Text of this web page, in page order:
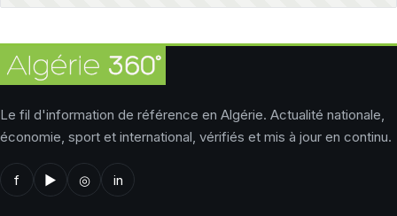
Le fil d'information de référence en Algérie. Actualité nationale,
économie, sport et international, vérifiés et mis à jour en continu.
f ▶ ◎ in